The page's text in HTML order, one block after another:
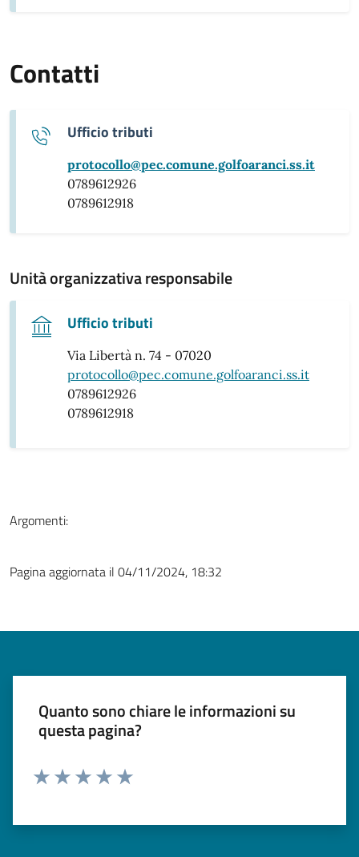
Contatti
Ufficio tributi
protocollo@pec.comune.golfoaranci.ss.it
0789612926
0789612918
Unità organizzativa responsabile
Ufficio tributi
Via Libertà n. 74 - 07020
protocollo@pec.comune.golfoaranci.ss.it
0789612926
0789612918
Argomenti:
Pagina aggiornata il 04/11/2024, 18:32
Quanto sono chiare le informazioni su
questa pagina?